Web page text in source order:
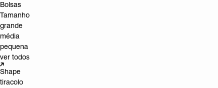
Bolsas
Tamanho
grande
média
pequena
ver todos
Shape
tiracolo